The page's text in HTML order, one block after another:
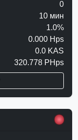
0
10 мин
1.0%
0.000 Hps
0.0 KAS
320.778 PHps